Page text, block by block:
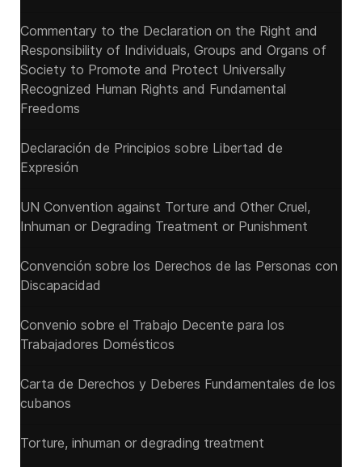
Commentary to the Declaration on the Right and
Responsibility of Individuals, Groups and Organs of
Society to Promote and Protect Universally
Recognized Human Rights and Fundamental
Freedoms
Declaración de Principios sobre Libertad de
Expresión
UN Convention against Torture and Other Cruel,
Inhuman or Degrading Treatment or Punishment
Convención sobre los Derechos de las Personas con
Discapacidad
Convenio sobre el Trabajo Decente para los
Trabajadores Domésticos
Carta de Derechos y Deberes Fundamentales de los
cubanos
Torture, inhuman or degrading treatment